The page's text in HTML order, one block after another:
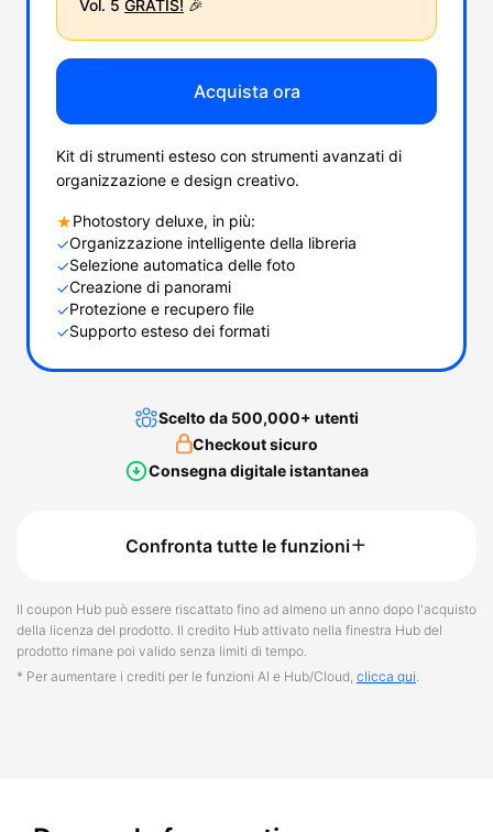
Vol. 5 GRATIS! 🎉
Acquista ora
Kit di strumenti esteso con strumenti avanzati di
organizzazione e design creativo.
★Photostory deluxe, in più:
✓Organizzazione intelligente della libreria
✓Selezione automatica delle foto
✓Creazione di panorami
✓Protezione e recupero file
✓Supporto esteso dei formati
Scelto da 500,000+ utenti
Checkout sicuro
Consegna digitale istantanea
Confronta tutte le funzioni
Il coupon Hub può essere riscattato fino ad almeno un anno dopo l'acquisto
della licenza del prodotto. Il credito Hub attivato nella finestra Hub del
prodotto rimane poi valido senza limiti di tempo.
* Per aumentare i crediti per le funzioni AI e Hub/Cloud, clicca qui